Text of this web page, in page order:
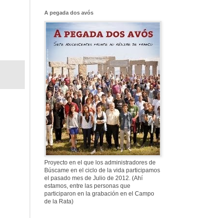
577. Nos fusilaron
fusilaron mal
307. Vuestros
nombres no se han
borrado en la
Historia
A pegada dos avós
Proyecto en el que los administradores de
Búscame en el ciclo de la vida participamos
el pasado mes de Julio de 2012. (Ahí
estamos, entre las personas que
participaron en la grabación en el Campo
de la Rata)